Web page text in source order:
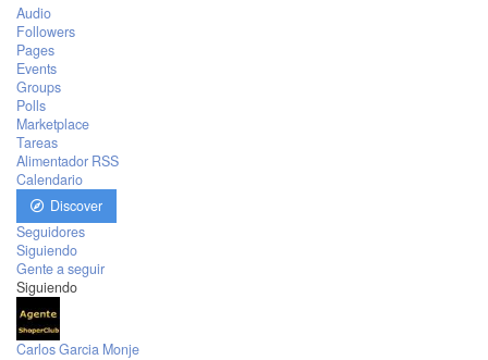
Audio
Followers
Pages
Events
Groups
Polls
Marketplace
Tareas
Alimentador RSS
Calendario
Discover
Seguidores
Siguiendo
Gente a seguir
Siguiendo
Carlos Garcia Monje